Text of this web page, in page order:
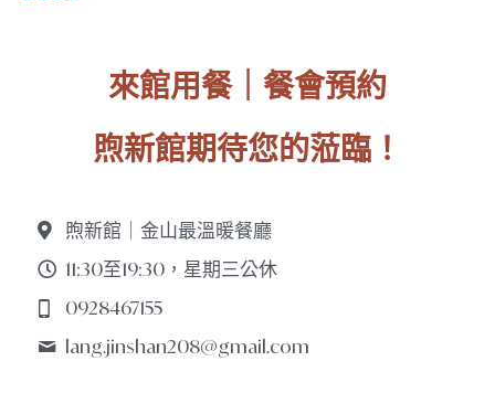
來館用餐｜餐會預約
煦新館期待您的蒞臨！
煦新館｜金山最溫暖餐廳
11:30至19:30，星期三公休
0928467155
lang.jinshan208@gmail.com